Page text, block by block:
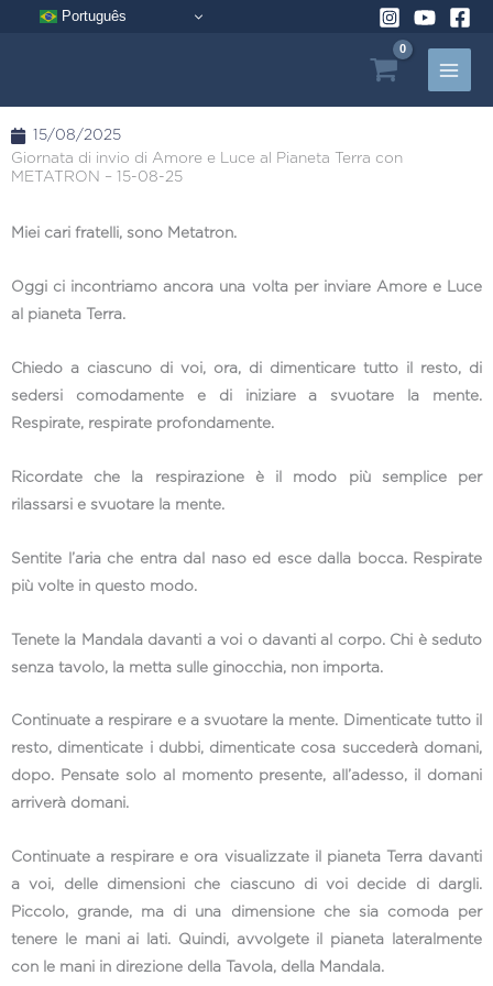
Português
15/08/2025
Giornata di invio di Amore e Luce al Pianeta Terra con
METATRON – 15-08-25
Miei cari fratelli, sono Metatron.
Oggi ci incontriamo ancora una volta per inviare Amore e Luce
al pianeta Terra.
Chiedo a ciascuno di voi, ora, di dimenticare tutto il resto, di
sedersi comodamente e di iniziare a svuotare la mente.
Respirate, respirate profondamente.
Ricordate che la respirazione è il modo più semplice per
rilassarsi e svuotare la mente.
Sentite l’aria che entra dal naso ed esce dalla bocca. Respirate
più volte in questo modo.
Tenete la Mandala davanti a voi o davanti al corpo. Chi è seduto
senza tavolo, la metta sulle ginocchia, non importa.
Continuate a respirare e a svuotare la mente. Dimenticate tutto il
resto, dimenticate i dubbi, dimenticate cosa succederà domani,
dopo. Pensate solo al momento presente, all’adesso, il domani
arriverà domani.
Continuate a respirare e ora visualizzate il pianeta Terra davanti
a voi, delle dimensioni che ciascuno di voi decide di dargli.
Piccolo, grande, ma di una dimensione che sia comoda per
tenere le mani ai lati. Quindi, avvolgete il pianeta lateralmente
con le mani in direzione della Tavola, della Mandala.